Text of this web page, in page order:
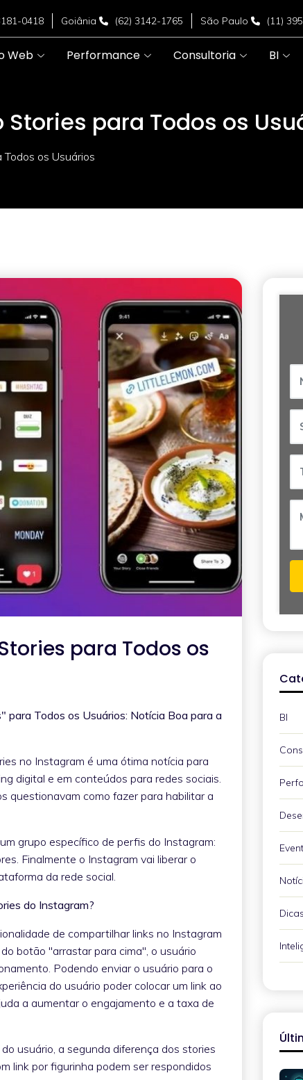
0418 Goiânia (62) 3142-1765 São Paulo (11)
Web Performance Consultoria BI
para Todos os
os Usuários
para Todos os
para Todos os Usuários: Notícia Boa para a
no Instagram é uma ótima notícia para
digital e em conteúdos para redes sociais.
questionavam como fazer para habilitar a
grupo específico de perfis do Instagram:
Finalmente o Instagram vai liberar o
da rede social.
do Instagram?
de compartilhar links no Instagram
botão "arrastar para cima", o usuário
Podendo enviar o usuário para o
do usuário poder colocar um link ao
a aumentar o engajamento e a taxa de
usuário, a segunda diferença dos stories
link por figurinha podem ser respondidos
BI